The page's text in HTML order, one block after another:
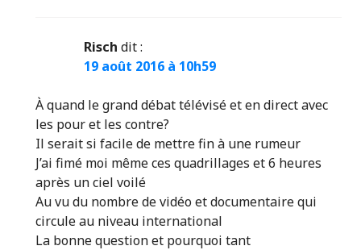
Risch dit :
19 août 2016 à 10h59
À quand le grand débat télévisé et en direct avec
les pour et les contre?
Il serait si facile de mettre fin à une rumeur
J’ai fimé moi même ces quadrillages et 6 heures
après un ciel voilé
Au vu du nombre de vidéo et documentaire qui
circule au niveau international
La bonne question et pourquoi tant